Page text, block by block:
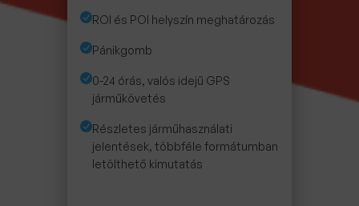
ROI és POI helyszín meghatározás
Pánikgomb
0-24 órás, valós idejű GPS
járműkövetés
Részletes járműhasználati
jelentések, többféle formátumban
letölthető kimutatás